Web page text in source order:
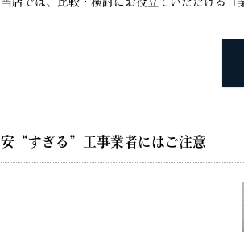
安“すぎる”工事業者にはご注意